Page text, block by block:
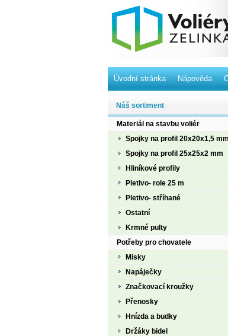
Úvodní stránka Nápověda
Náš sortiment
Materiál na stavbu voliér
Spojky na profil 20x20x1,5 mm
Spojky na profil 25x25x2 mm
Hliníkové profily
Pletivo- role 25 m
Pletivo- stříhané
Ostatní
Krmné pulty
Potřeby pro chovatele
Misky
Napáječky
Značkovací kroužky
Přenosky
Hnízda a budky
Držáky bidel